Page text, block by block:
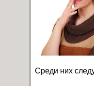
Среди них